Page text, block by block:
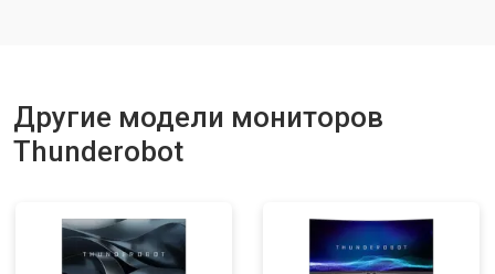
Другие модели мониторов
Thunderobot